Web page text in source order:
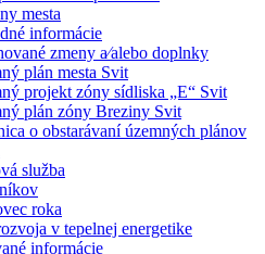
mesta
informácie
zmeny a⁄alebo doplnky
plán mesta Svit
projekt zóny sídliska „E“ Svit
plán zóny Breziny Svit
o obstarávaní územných plánov
služba
roka
v tepelnej energetike
informácie